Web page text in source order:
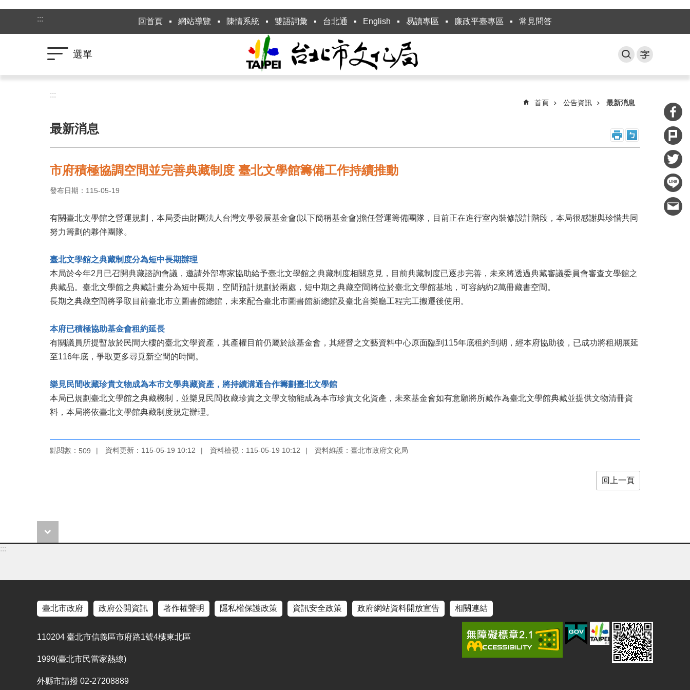
跳到主要內容區塊
:::
回首頁 網站導覽 陳情系統 雙語詞彙 台北通 English 易讀專區 廉政平臺專區 常見問答
選單
:::
首頁 公告資訊 最新消息
最新消息
市府積極協調空間並完善典藏制度 臺北文學館籌備工作持續推動
發布日期：115-05-19
有關臺北文學館之營運規劃，本局委由財團法人台灣文學發展基金會(以下簡稱基金會)擔任營運籌備團隊，目前正在進行室內裝修設計階段，本局很感謝與珍惜共同
努力籌劃的夥伴團隊。
臺北文學館之典藏制度分為短中長期辦理
本局於今年2月已召開典藏諮詢會議，邀請外部專家協助給予臺北文學館之典藏制度相關意見，目前典藏制度已逐步完善，未來將透過典藏審議委員會審查文學館之
典藏品。臺北文學館之典藏計畫分為短中長期，空間預計規劃於兩處，短中期之典藏空間將位於臺北文學館基地，可容納約2萬冊藏書空間。
長期之典藏空間將爭取目前臺北市立圖書館總館，未來配合臺北市圖書館新總館及臺北音樂廳工程完工搬遷後使用。
本府已積極協助基金會租約延長
有關議員所提暫放於民間大樓的臺北文學資產，其產權目前仍屬於該基金會，其經營之文藝資料中心原面臨到115年底租約到期，經本府協助後，已成功將租期展延
至116年底，爭取更多尋覓新空間的時間。
樂見民間收藏珍貴文物成為本市文學典藏資產，將持續溝通合作籌劃臺北文學館
本局已規劃臺北文學館之典藏機制，並樂見民間收藏珍貴之文學文物能成為本市珍貴文化資產，未來基金會如有意願將所藏作為臺北文學館典藏並提供文物清冊資
料，本局將依臺北文學館典藏制度規定辦理。
點閱數： 509 資料更新：115-05-19 10:12 資料檢視：115-05-19 10:12 資料維護：臺北市政府文化局
回上一頁
:::
臺北市政府 政府公開資訊 著作權聲明 隱私權保護政策 資訊安全政策 政府網站資料開放宣告 相關連結
110204 臺北市信義區市府路1號4樓東北區
1999(臺北市民當家熱線)
外縣市請撥 02-27208889